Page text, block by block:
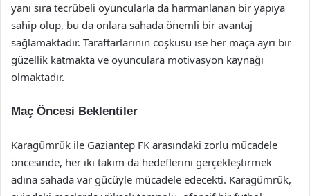
yanı sıra tecrübeli oyuncularla da harmanlanan bir yapıya
sahip olup, bu da onlara sahada önemli bir avantaj
sağlamaktadır. Taraftarlarının coşkusu ise her maça ayrı bir
güzellik katmakta ve oyunculara motivasyon kaynağı
olmaktadır.
Maç Öncesi Beklentiler
Karagümrük ile Gaziantep FK arasındaki zorlu mücadele
öncesinde, her iki takım da hedeflerini gerçekleştirmek
adına sahada var gücüyle mücadele edecekti. Karagümrük,